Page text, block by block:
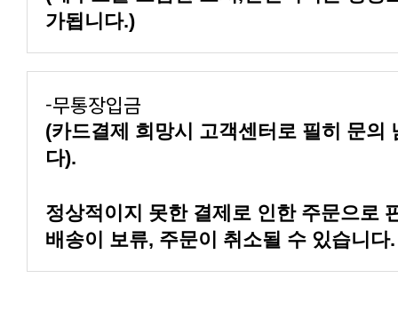
가됩니다.)
-무통장입금
다).
배송이 보류, 주문이 취소될 수 있습니다.